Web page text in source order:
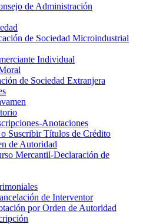
de Administración
de Sociedad Microindustrial
Individual
de Sociedad Extranjera
Anotaciones
Suscribir Títulos de Crédito
de Autoridad
Mercantil-Declaración de
de Interventor
por Orden de Autoridad